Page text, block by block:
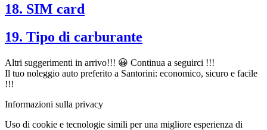
18. SIM card
19. Tipo di carburante
Altri suggerimenti in arrivo!!! 😀 Continua a seguirci !!!
Il tuo noleggio auto preferito a Santorini: economico, sicuro e facile
!!!
Informazioni sulla privacy
Uso di cookie e tecnologie simili per una migliore esperienza di